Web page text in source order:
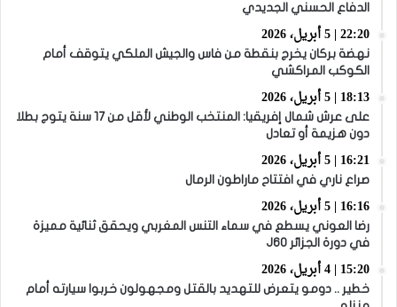
الدفاع الحسني الجديدي
22:20 | 5 أبريل، 2026
نهضة بركان يخرج بنقطة من فاس والجيش الملكي يتوقف أمام
الكوكب المراكشي
18:13 | 5 أبريل، 2026
على عرش شمال إفريقيا: المنتخب الوطني لأقل من 17 سنة يتوج بطلا
دون هزيمة أو تعادل
16:21 | 5 أبريل، 2026
صراع ناري في افتتاح ماراطون الرمال
16:16 | 5 أبريل، 2026
رضا العوني يسطع في سماء التنس المغربي ويحقق ثنائية مميزة
في دورة الجزائر J60
15:20 | 4 أبريل، 2026
خطير .. دومو يتعرض للتهديد بالقتل ومجهولون خربوا سيارته أمام